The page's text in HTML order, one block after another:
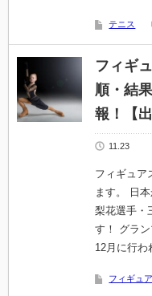
テニス
フィギ
順・結
報！【
11.23
フィギュア
ます。 日
梨花選手・
す！ グラ
12月に行
フィギュ